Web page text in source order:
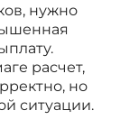
нужно
расчет,
но
ситуации.